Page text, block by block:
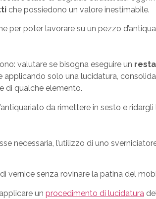
che possiedono un valore inestimabile.
per poter lavorare su un pezzo
valutare se bisogna eseguire un
applicando solo una lucidatura,
di qualche elemento.
da rimettere in sesto e
necessaria, l’utilizzo di uno
vernice senza rovinare la patina del
un procedimento di lucidatura